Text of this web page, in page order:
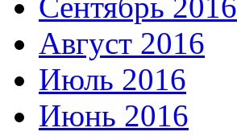
Август 2016
Июль 2016
Июнь 2016